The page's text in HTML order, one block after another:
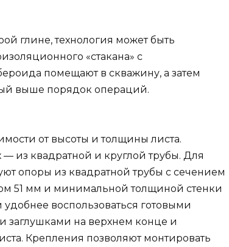
глине, технология может быть
«стакана» с
помещают в скважину, а затем
выше порядок операций.
от высоты и толщины листа.
из квадратной и круглой трубы. Для
опоры из квадратной трубы с сечением
51 мм и минимальной толщиной стенки
воспользоваться готовыми
заглушками на верхнем конце и
Крепления позволяют монтировать